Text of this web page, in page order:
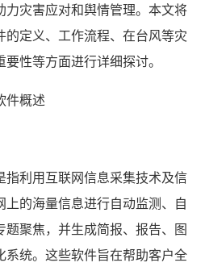
力灾害应对和舆情管理。本文将
定义、工作流程、在台风等灾
性等方面进行详细探讨。
件概述
指利用互联网信息采集技术及信
的海量信息进行自动监测、自
聚焦，并生成简报、报告、图
统。这些软件旨在帮助客户全